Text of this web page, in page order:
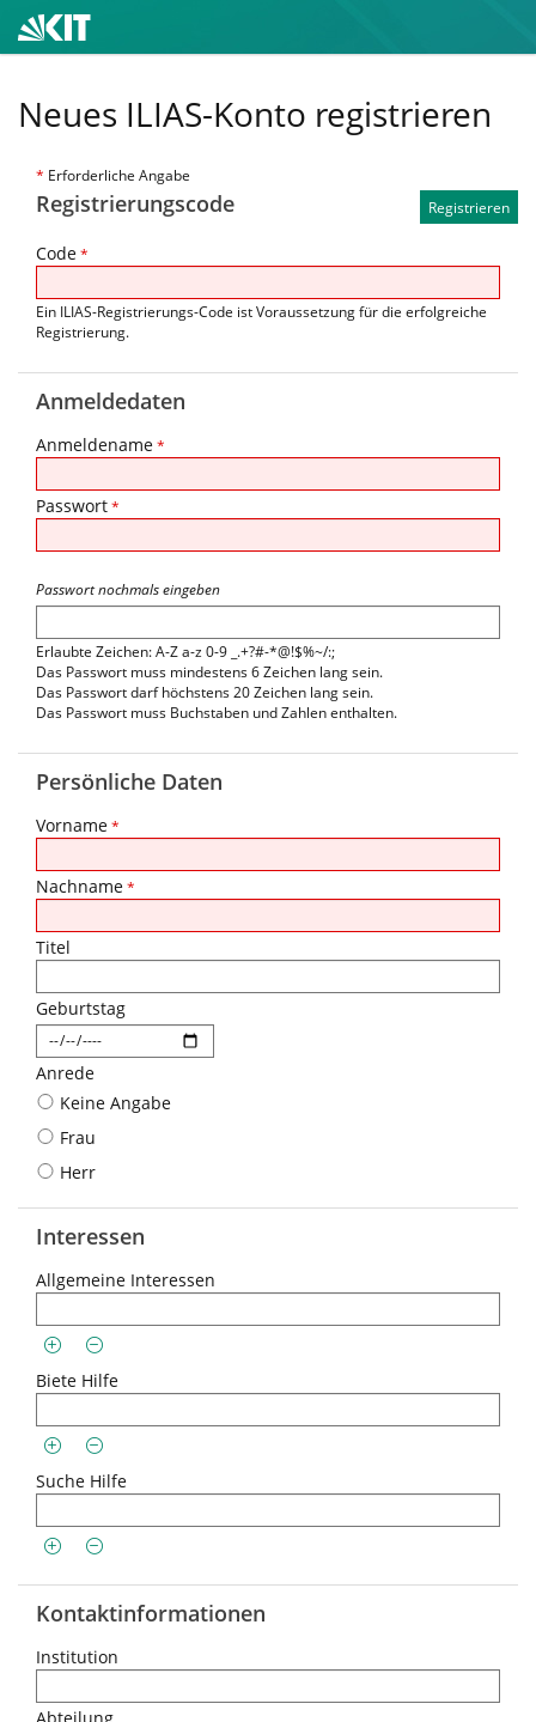
Neues ILIAS-Konto registrieren
* Erforderliche Angabe
Registrierungscode
Code*
Ein ILIAS-Registrierungs-Code ist Voraussetzung für die erfolgreiche
Registrierung.
Anmeldedaten
Anmeldename*
Passwort*
Passwort nochmals eingeben
Erlaubte Zeichen: A-Z a-z 0-9 _.+?#-*@!$%~/:;
Das Passwort muss mindestens 6 Zeichen lang sein.
Das Passwort darf höchstens 20 Zeichen lang sein.
Das Passwort muss Buchstaben und Zahlen enthalten.
Persönliche Daten
Vorname*
Nachname*
Titel
Geburtstag
Anrede
Keine Angabe
Frau
Herr
Interessen
Allgemeine Interessen
Biete Hilfe
Suche Hilfe
Kontaktinformationen
Institution